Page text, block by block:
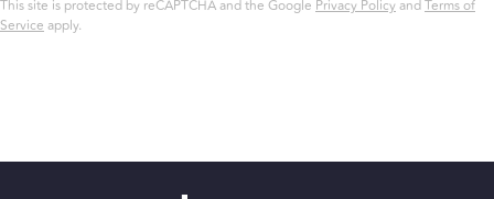
This site is protected by reCAPTCHA and the Google Privacy PolicyandTerms of
Serviceapply.